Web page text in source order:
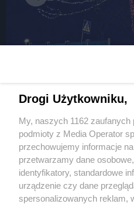
Zdjęcia tyskich ozdób
Narodzenie 2024
1 / 8
Wydawca mediów lokalnych
Drogi Użytkowniku,
My, naszych 1162 zaufanych
podmioty z Media Operator
przechowujemy informacje
przetwarzamy dane
identyfikatory, standardowe
urządzenie czy dane
spersonalizowanych reklam,